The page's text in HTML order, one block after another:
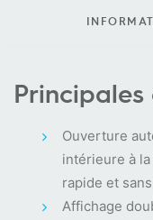
Ouverture
intérieure à
rapide et
Affichage